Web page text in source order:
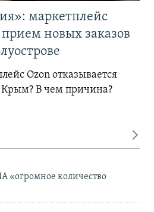
маркетплейс
новых заказов
Ozon отказывается
Крым? В чем причина?
«огромное количество